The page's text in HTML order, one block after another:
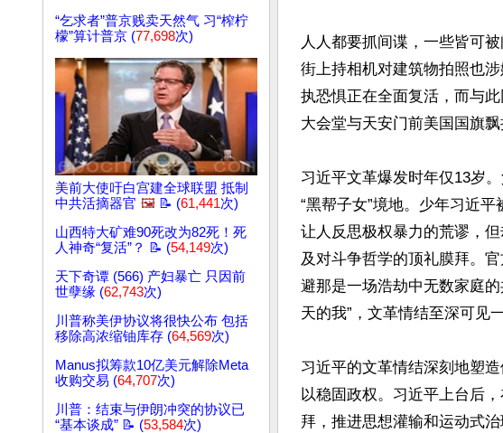
“乞求者”普京贱卖天然气 习“榨柠
檬”算计普京 (77,698次)
美前大使吁白宫建全球联盟 抵制
中共活摘器官 🖼️ 📝 (61,441次)
山西特大矿难90死改为82死！死
人神奇“复活”？ 📝 (54,149次)
天下奇谭 (566) 产妇暴亡 只因前
世孽缘 (62,743次)
川普称美伊协议将很快公布 包括
移除高浓缩铀库存 (64,569次)
Manus拟筹款10亿美元解除Meta
收购交易 (64,707次)
川普：结束与伊朗冲突的协议已
“基本谈成” 📝 (53,584次)
人人都要抓间谍，一些皆可
街上持相机对建筑物拍照也
执恐惧正在全面复活，而与
大会堂与天安门前美国国旗
习近平文革爆发时年仅13岁
“黑帮子女”境地。少年习近
让人反思极权暴力的荒谬，
及对斗争哲学的顶礼膜拜。
避那是一场浩劫中无数家庭
天的我”，文革情结至深可见
习近平的文革情结深刻地塑
以稳固政权。习近平上台后
拜，推进思想灌输和运动式